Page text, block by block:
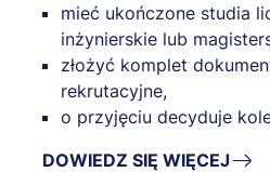
mieć ukończone studia
inżynierskie lub
złożyć komplet
rekrutacyjne,
o przyjęciu decyduje
DOWIEDZ SIĘ WIĘCEJ